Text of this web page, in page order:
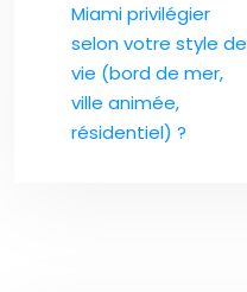
Miami privilégier
selon votre style de
vie (bord de mer,
ville animée,
résidentiel) ?